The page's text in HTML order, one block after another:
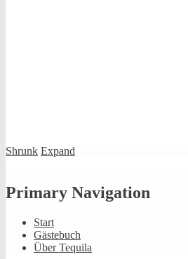
Shrunk Expand
Primary Navigation
Start
Gästebuch
Über Tequila